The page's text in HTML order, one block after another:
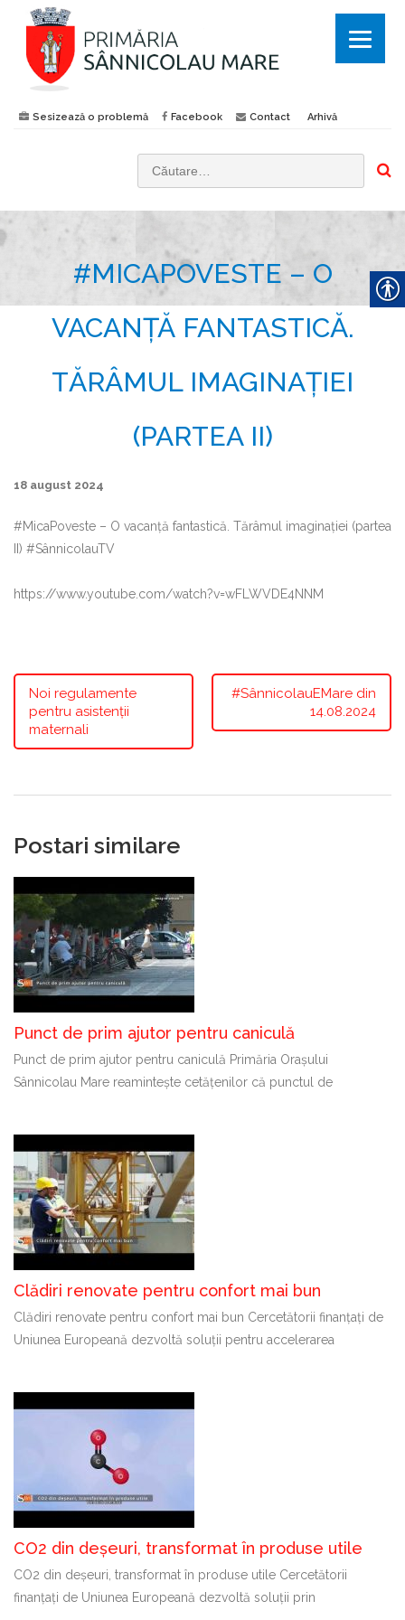
Sesizează o problemă Facebook Contact Arhivă
#MICAPOVESTE – O
VACANȚĂ FANTASTICĂ.
TĂRÂMUL IMAGINAȚIEI
(PARTEA II)
18 august 2024
#MicaPoveste – O vacanță fantastică. Tărâmul imaginației (partea
II) #SânnicolauTV
https://www.youtube.com/watch?v=wFLWVDE4NNM
Noi regulamente
pentru asistenții
maternali
#SânnicolauEMare din
14.08.2024
Postari similare
Punct de prim ajutor pentru caniculă
Punct de prim ajutor pentru caniculă Primăria Orașului
Sânnicolau Mare reamintește cetățenilor că punctul de
Clădiri renovate pentru confort mai bun
Clădiri renovate pentru confort mai bun Cercetătorii finanțați de
Uniunea Europeană dezvoltă soluții pentru accelerarea
CO2 din deșeuri, transformat în produse utile
CO2 din deșeuri, transformat în produse utile Cercetătorii
finanțați de Uniunea Europeană dezvoltă soluții prin